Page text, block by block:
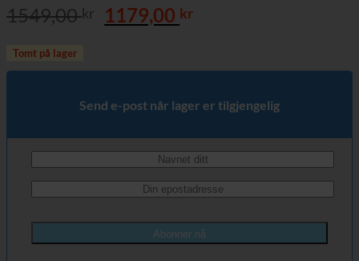
1549,00kr
Opprinnelig
pris
1549,00 kr.
1179,00 krNåværende
1179,00 kr.
Tomt på lager
Send e-post når lager er tilgjengelig
Abonner nå